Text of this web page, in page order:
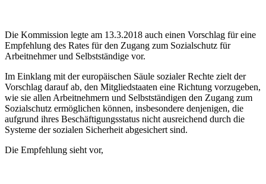
Die Kommission legte am 13.3.2018 auch einen Vorschlag für eine
Empfehlung des Rates für den Zugang zum Sozialschutz für
Arbeitnehmer und Selbstständige vor.
Im Einklang mit der europäischen Säule sozialer Rechte zielt der
Vorschlag darauf ab, den Mitgliedstaaten eine Richtung vorzugeben,
wie sie allen Arbeitnehmern und Selbstständigen den Zugang zum
Sozialschutz ermöglichen können, insbesondere denjenigen, die
aufgrund ihres Beschäftigungsstatus nicht ausreichend durch die
Systeme der sozialen Sicherheit abgesichert sind.
Die Empfehlung sieht vor,